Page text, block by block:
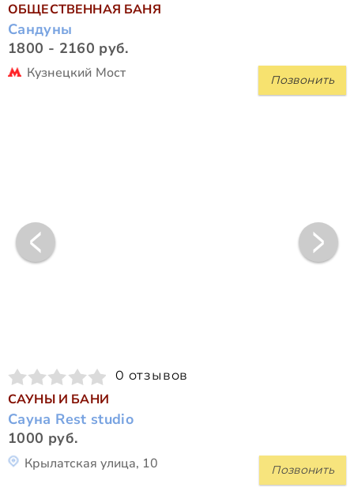
ОБЩЕСТВЕННАЯ БАНЯ
Сандуны
1800 - 2160 руб.
Позвонить
Кузнецкий Мост
0 отзывов
САУНЫ И БАНИ
Сауна Rest studio
1000 руб.
Позвонить
Крылатская улица, 10